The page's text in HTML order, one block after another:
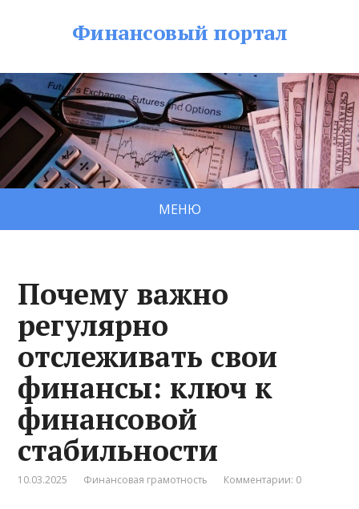
Финансовый портал
МЕНЮ
Почему важно
регулярно
отслеживать свои
финансы: ключ к
финансовой
стабильности
10.03.2025 Финансовая грамотность Комментарии: 0